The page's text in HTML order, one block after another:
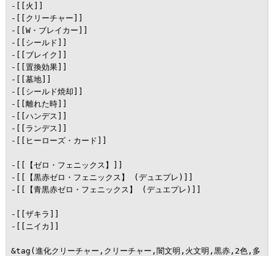
-[[火]]
-[[クリーチャー]]
-[[W・ブレイカー]]
-[[シールド]]
-[[ブレイク]]
-[[置換効果]]
-[[墓地]]
-[[シールド焼却]]
-[[離れた時]]
-[[ハンデス]]
-[[ランデス]]
-[[ヒーローズ・カード]]
-[[【ゼロ・フェニックス】]]
-[[【黒赤ゼロ・フェニックス】 (デュエプレ)]]
-[[【青黒赤ゼロ・フェニックス】 (デュエプレ)]]
-[[ザキラ]]
-[[ニイカ]]
&tag(進化クリーチャー,クリーチャー,闇文明,火文明,黒赤,2色,多